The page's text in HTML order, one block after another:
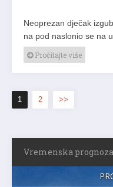
Neoprezan dječak
na pod naslonio se na
Pročitajte više
1 2 >>
Vremenska prognoza